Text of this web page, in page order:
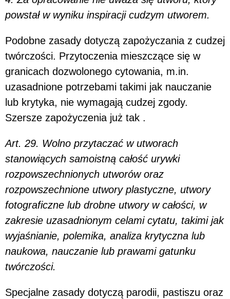
powstał w wyniku inspiracji cudzym utworem.
Podobne zasady dotyczą zapożyczania z cudzej
twórczości. Przytoczenia mieszczące się w
granicach dozwolonego cytowania, m.in.
uzasadnione potrzebami takimi jak nauczanie
lub krytyka, nie wymagają cudzej zgody.
Szersze zapożyczenia już tak .
Art. 29. Wolno przytaczać w utworach
stanowiących samoistną całość urywki
rozpowszechnionych utworów oraz
rozpowszechnione utwory plastyczne, utwory
fotograficzne lub drobne utwory w całości, w
zakresie uzasadnionym celami cytatu, takimi jak
wyjaśnianie, polemika, analiza krytyczna lub
naukowa, nauczanie lub prawami gatunku
twórczości.
Specjalne zasady dotyczą parodii, pastiszu oraz